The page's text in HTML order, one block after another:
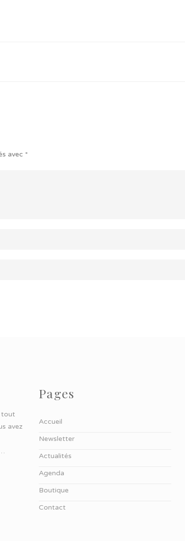
avec *
tout
avez
Pages
Accueil
Newsletter
Actualités
Agenda
Boutique
Contact